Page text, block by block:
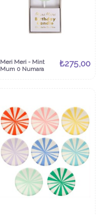
Meri Meri - Mint
Mum 0 Numara
₺275,00